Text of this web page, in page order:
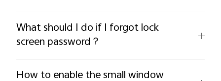
What should I do if I forgot lock
screen password？
How to enable the small window